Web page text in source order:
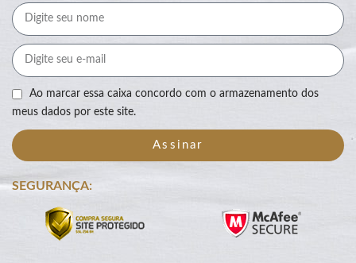
Ao marcar essa caixa concordo com o armazenamento dos
meus dados por este site.
Assinar
SEGURANÇA: